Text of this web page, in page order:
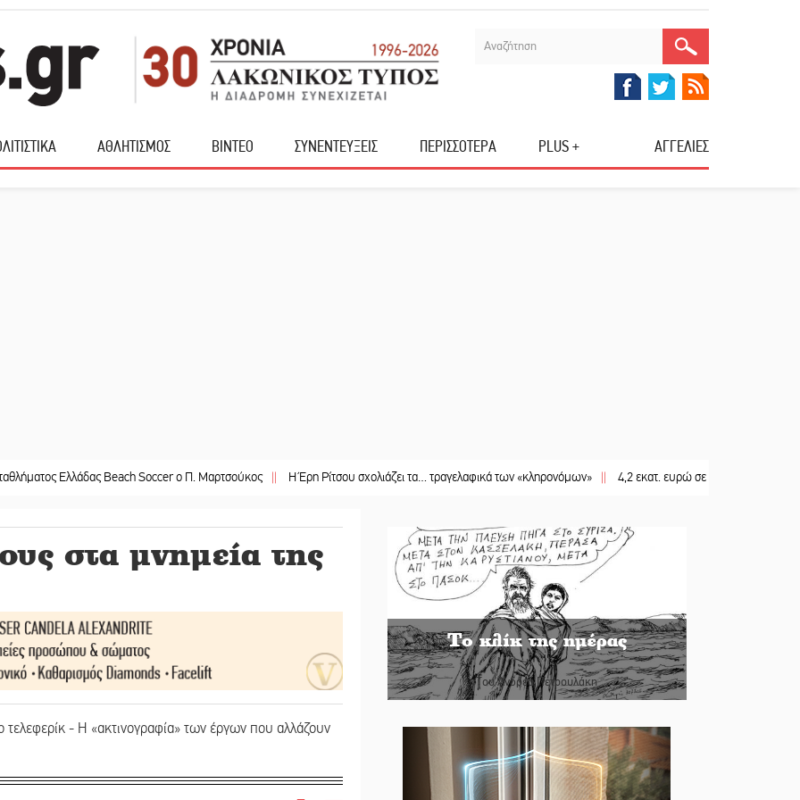
ΑΘΛΗΤΙΣΜΟΣ ΒΙΝΤΕΟ ΣΥΝΕΝΤΕΥΞΕΙΣ ΠΕΡΙΣΣΟΤΕΡΑ PLUS + ΑΓΓΕΛΙΕΣ
Beach Soccer ο Π. Μαρτσούκος || Η Έρη Ρίτσου σχολιάζει τα… τραγελαφικά των «κληρονόμων» || 4,2 εκατ. ευρώ σε κτηνοτρόφους για ζώα που
στα μνημεία της
- Η «ακτινογραφία» των έργων που αλλάζουν
Το κλίκ της ημέρας
Του Ανδρέα Πετρουλάκη